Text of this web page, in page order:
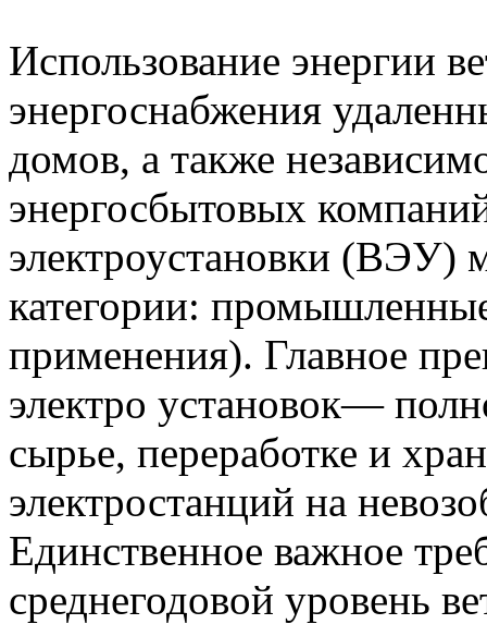
Использование энергии
энергоснабжения
домов, а также
энергосбытовых
электроустановки (ВЭУ)
категории:
применения). Главное
электро установок—
сырье, переработке и
электростанций на
Единственное важное
среднегодовой уровень